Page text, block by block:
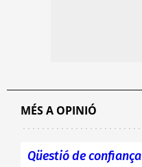
MÉS A OPINIÓ
Qüestió de confiança